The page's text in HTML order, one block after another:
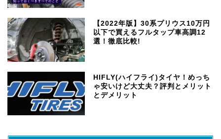
【2022年版】30系プリウス10万円
以下で買えるフルタップ車高調12
選！徹底比較!
HIFLY(ハイフライ)タイヤ！めっち
ゃ安いけど大丈夫？評判とメリット
とデメリット